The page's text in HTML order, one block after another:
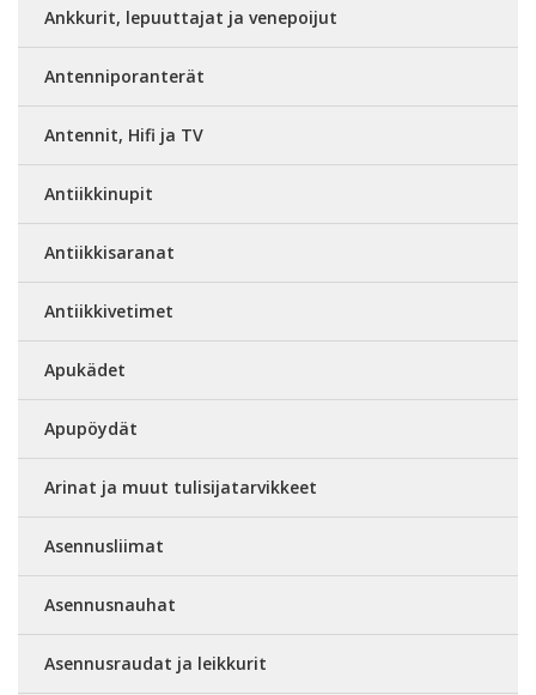
Ankkurit, lepuuttajat ja venepoijut
Antenniporanterät
Antennit, Hifi ja TV
Antiikkinupit
Antiikkisaranat
Antiikkivetimet
Apukädet
Apupöydät
Arinat ja muut tulisijatarvikkeet
Asennusliimat
Asennusnauhat
Asennusraudat ja leikkurit